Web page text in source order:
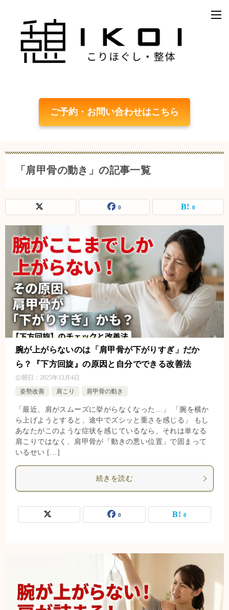
ご予約・お問い合わせはこちら
「肩甲骨の動き」の記事一覧
0 0
腕が上がらないのは「肩甲骨が下がりすぎ」だか
ら？『下方回旋』の原因と自分でできる改善法
公開日： 2025年12月4日
姿勢改善
肩こり 肩甲骨の動き
「最近、肩がスムーズに挙がらなくなった…」 「腕を横か
ら上げようとすると、途中でズシッと重さを感じる」 もし
あなたがこのような症状を感じているなら、それは単なる
肩こりではなく、肩甲骨が「動きの悪い位置」で固まって
いるせい […]
続きを読む
0 0